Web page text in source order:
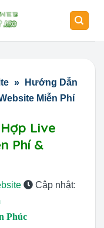
»
Hướng Dẫn
Miễn Phí
Live
Phí &
Cập nhật:
Phúc